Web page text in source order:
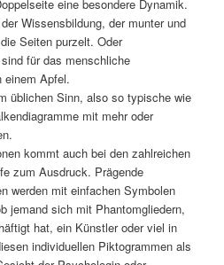
eine besondere Dynamik.
Wissensbildung, der munter und
Seiten purzelt. Oder
für das menschliche
einem Apfel.
üblichen Sinn, also so typische wie
mit mehr oder
kommt auch bei den zahlreichen
zum Ausdruck. Prägende
werden mit einfachen Symbolen
jemand sich mit Phantomgliedern,
hat, ein Künstler oder viel in
individuellen Piktogrammen als